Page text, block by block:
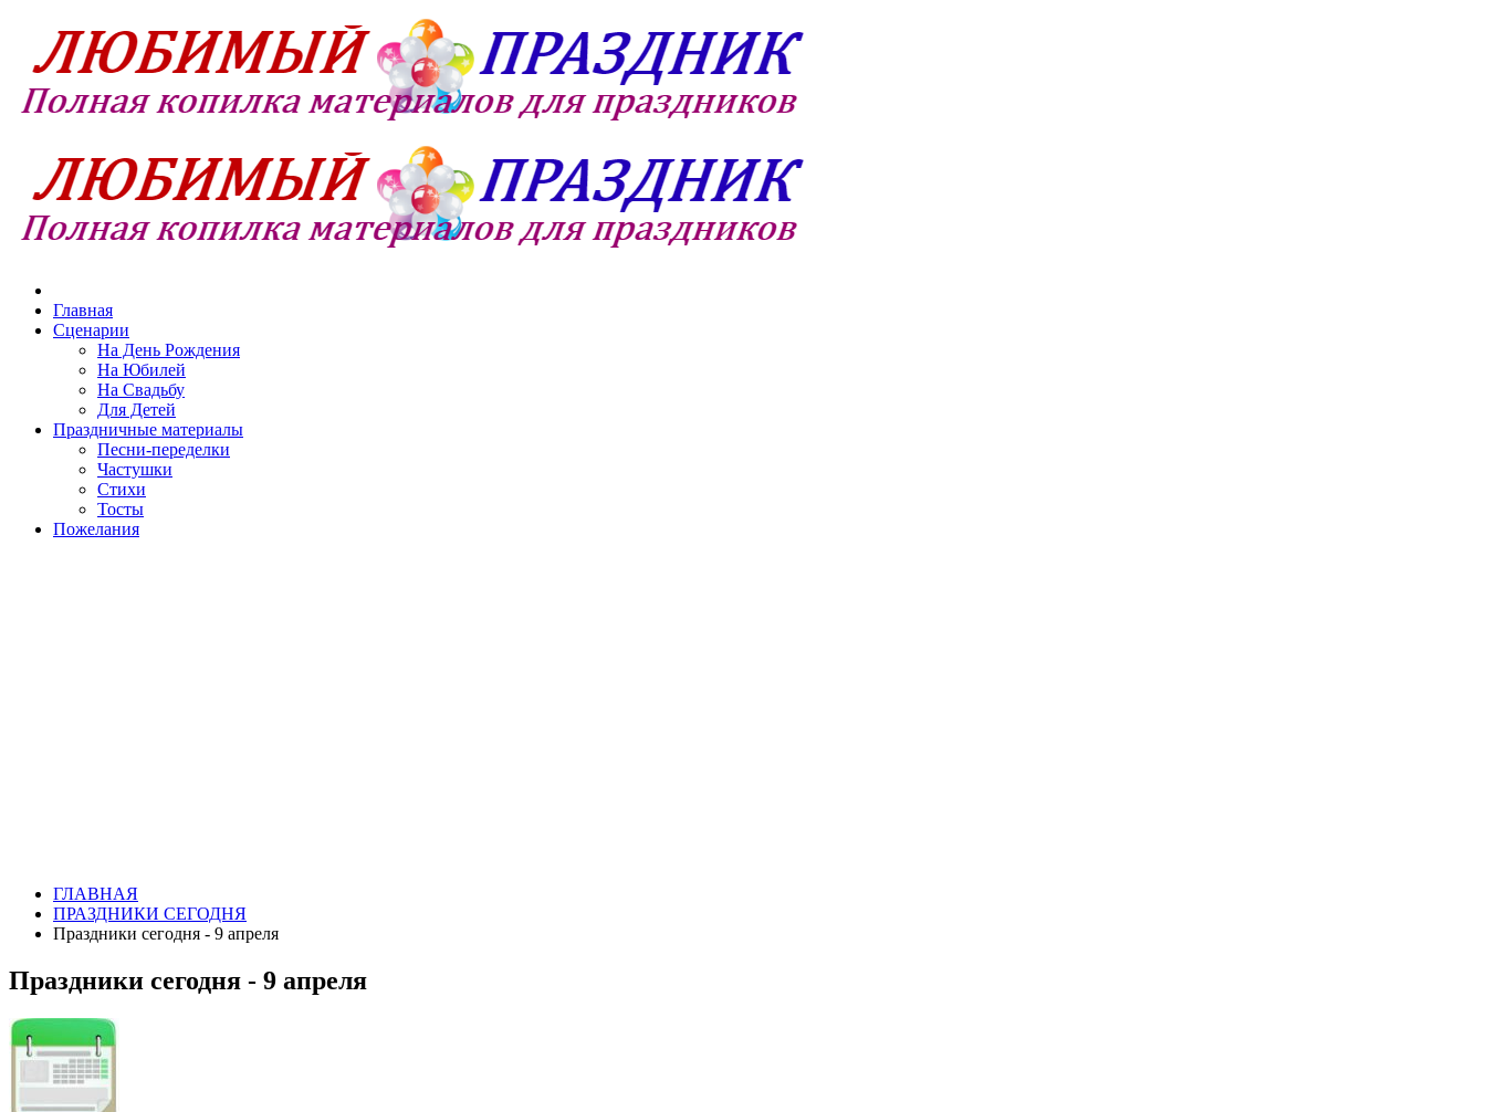
Главная
Сценарии
На День Рождения
На Юбилей
На Свадьбу
Для Детей
Праздничные материалы
Песни-переделки
Частушки
Стихи
Тосты
Пожелания
ГЛАВНАЯ
ПРАЗДНИКИ СЕГОДНЯ
Праздники сегодня - 9 апреля
Праздники сегодня - 9 апреля